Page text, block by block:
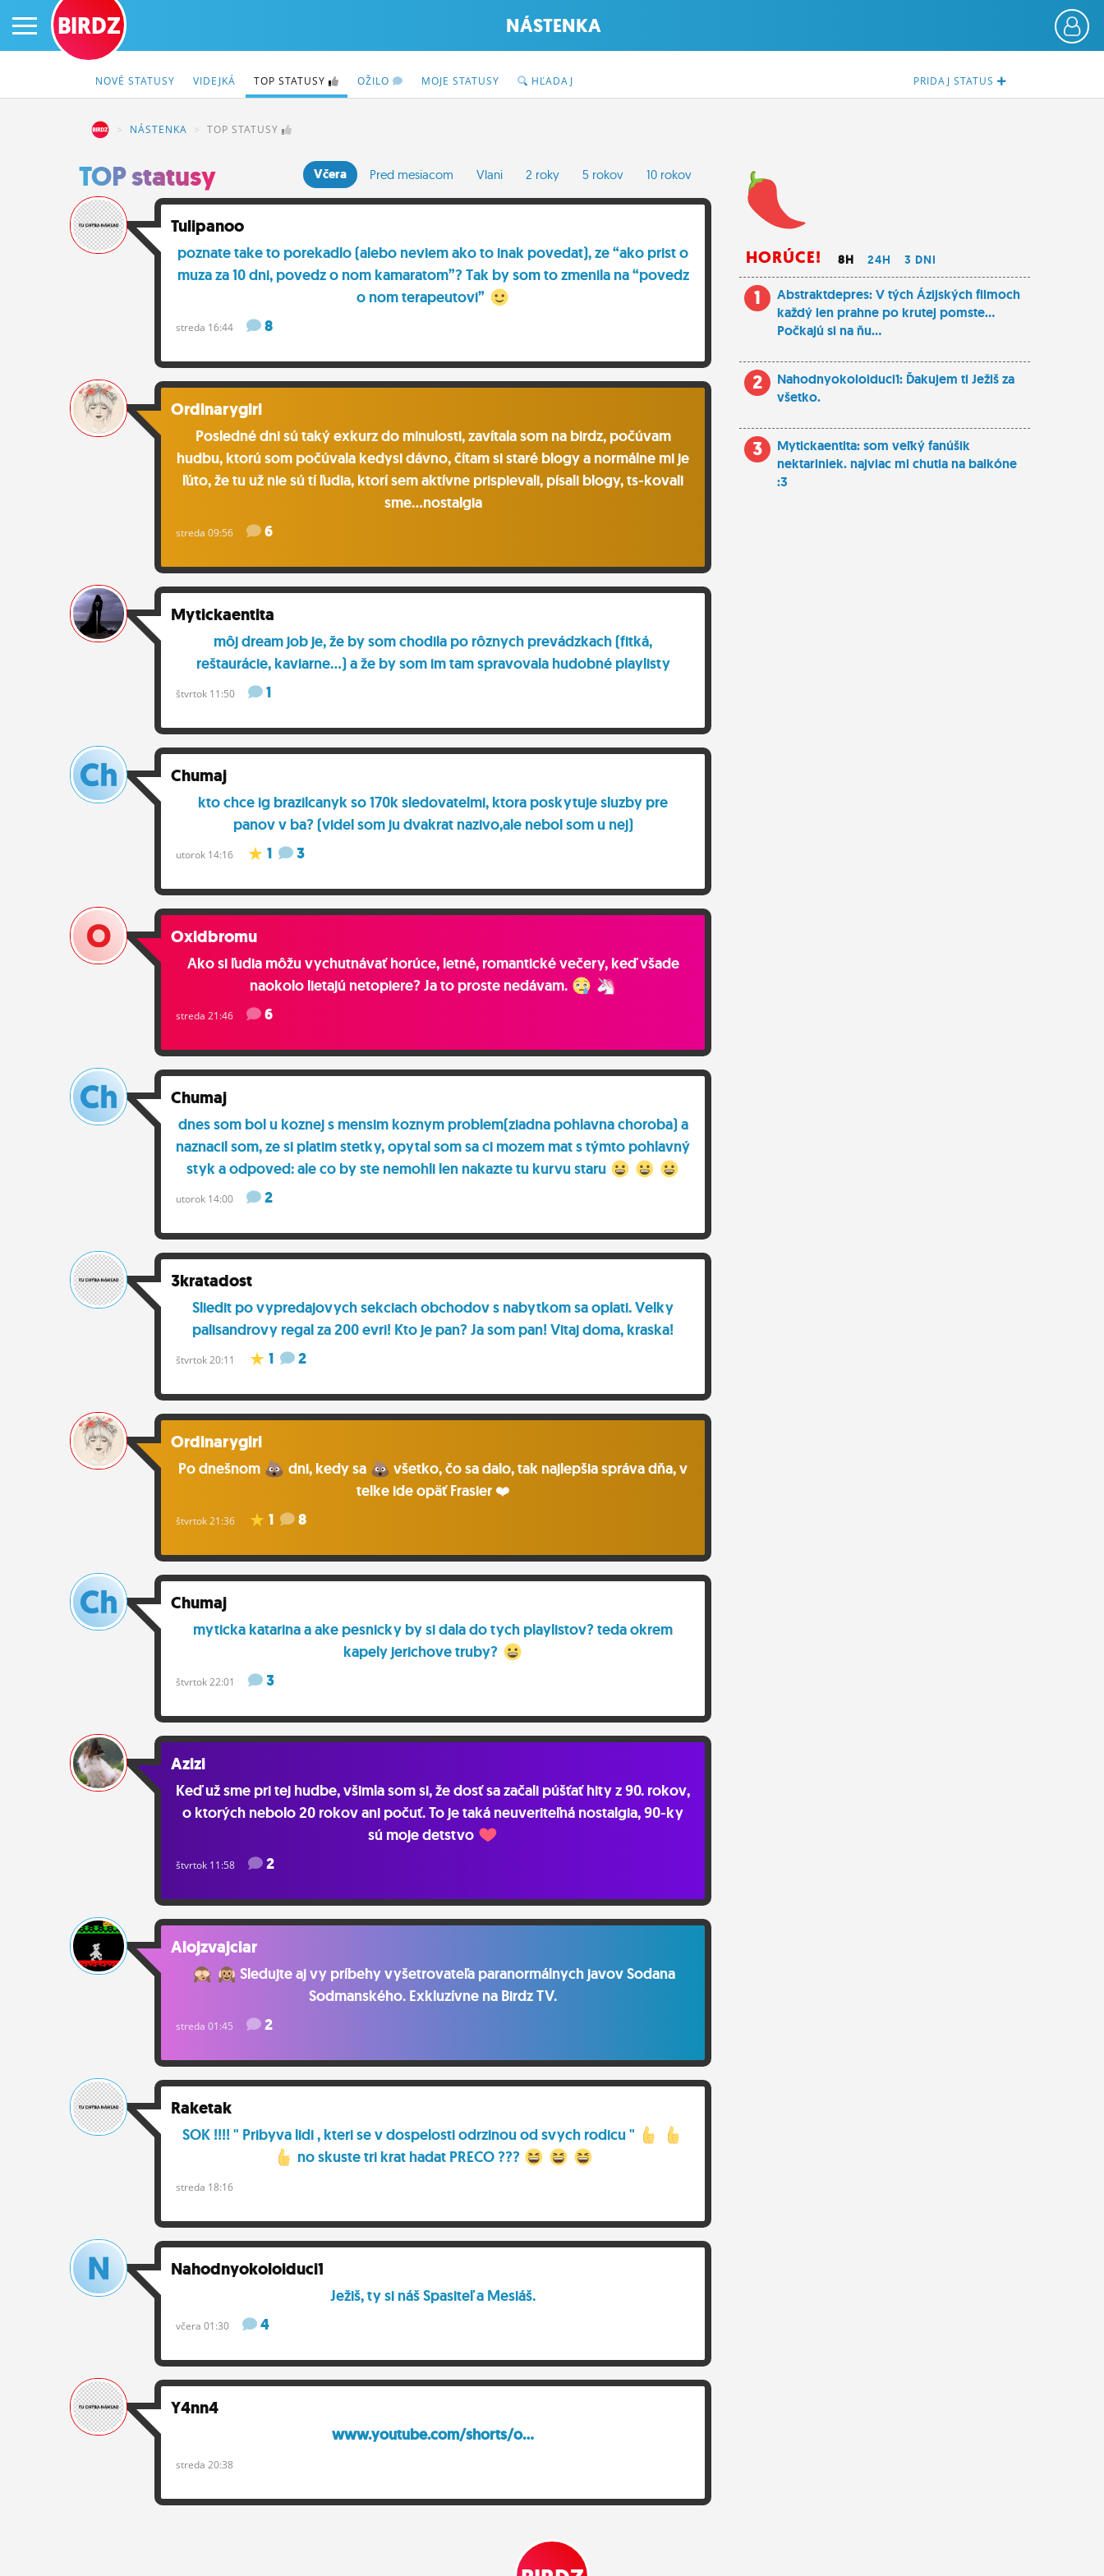
PRIHLÁS SA
ČINŽIAK
FÓRUM
ĽUDIA
MÔJ PROFIL
BIRDZ NÁSTENKA
PRIDAJ STATUS
NOVÉ STATUSY VIDEJKÁ TOP STATUSY OŽILO MOJE STATUSY HĽADAJ
NÁSTENKA TOP STATUSY
TOP statusy Včera Pred mesiacom Vlani 2 roky 5 rokov 10 rokov
Tulipanoo
poznate take to porekadlo (alebo neviem ako to inak povedat), ze “ako prist o
muza za 10 dni, povedz o nom kamaratom”? Tak by som to zmenila na “povedz
o nom terapeutovi”
streda 16:44 8
Ordinarygirl
Posledné dni sú taký exkurz do minulosti, zavítala som na birdz, počúvam
hudbu, ktorú som počúvala kedysi dávno, čítam si staré blogy a normálne mi je
ľúto, že tu už nie sú tí ľudia, ktorí sem aktívne prispievali, písali blogy, ts-kovali
sme...nostalgia
streda 09:56 6
Mytickaentita
môj dream job je, že by som chodila po rôznych prevádzkach (fitká,
reštaurácie, kaviarne...) a že by som im tam spravovala hudobné playlisty
štvrtok 11:50 1
Chumaj
kto chce ig brazilcanyk so 170k sledovatelmi, ktora poskytuje sluzby pre
panov v ba? (videl som ju dvakrat nazivo,ale nebol som u nej)
utorok 14:16 1 3
Oxidbromu
Ako si ľudia môžu vychutnávať horúce, letné, romantické večery, keď všade
naokolo lietajú netopiere? Ja to proste nedávam.
streda 21:46 6
Chumaj
dnes som bol u koznej s mensim koznym problem(ziadna pohlavna choroba) a
naznacil som, ze si platim stetky, opytal som sa ci mozem mat s týmto pohlavný
styk a odpoved: ale co by ste nemohli len nakazte tu kurvu staru
utorok 14:00 2
3kratadost
Sliedit po vypredajovych sekciach obchodov s nabytkom sa oplati. Velky
palisandrovy regal za 200 evri! Kto je pan? Ja som pan! Vitaj doma, kraska!
štvrtok 20:11 1 2
Ordinarygirl
Po dnešnom dni, kedy sa
všetko, čo sa dalo, tak najlepšia správa dňa, v
telke ide opäť Frasier ❤️
štvrtok 21:36 1 8
Chumaj
myticka katarina a ake pesnicky by si dala do tych playlistov? teda okrem
kapely jerichove truby?
štvrtok 22:01 3
Azizi
Keď už sme pri tej hudbe, všimla som si, že dosť sa začali púšťať hity z 90. rokov,
o ktorých nebolo 20 rokov ani počuť. To je taká neuveriteľná nostalgia, 90-ky
sú moje detstvo
štvrtok 11:58 2
Alojzvajciar
Sledujte aj vy príbehy vyšetrovateľa paranormálnych javov Sodana
Sodmanského. Exkluzívne na Birdz TV.
streda 01:45 2
Raketak
SOK !!!! " Pribyva lidi , kteri se v dospelosti odrzinou od svych rodicu "
no skuste tri krat hadat PRECO ???
streda 18:16
Nahodnyokoloiduci1
Ježiš, ty si náš Spasiteľ a Mesiáš.
včera 01:30 4
Y4nn4
www.youtube.com/shorts/o...
streda 20:38
HORÚCE! 8H 24H 3 DNI
1
Abstraktdepres: V tých Ázijských filmoch
každý len prahne po krutej pomste...
Počkajú si na ňu...
2
Nahodnyokoloiduci1: Ďakujem ti Ježiš za
všetko.
3
Mytickaentita: som veľký fanúšik
nektariniek. najviac mi chutia na balkóne
:3